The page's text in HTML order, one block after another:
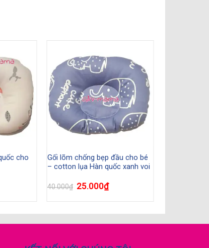
cho
Gối lõm chống bẹp đầu cho bé
– cotton lụa Hàn quốc xanh voi
40.000₫ 25.000₫